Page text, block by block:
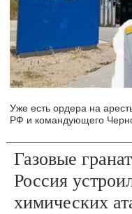
Уже есть ордера на
РФ и командующего
Газовые
Россия
химических